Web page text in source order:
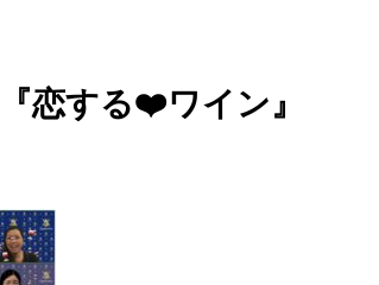
恋する❤️ワイン』